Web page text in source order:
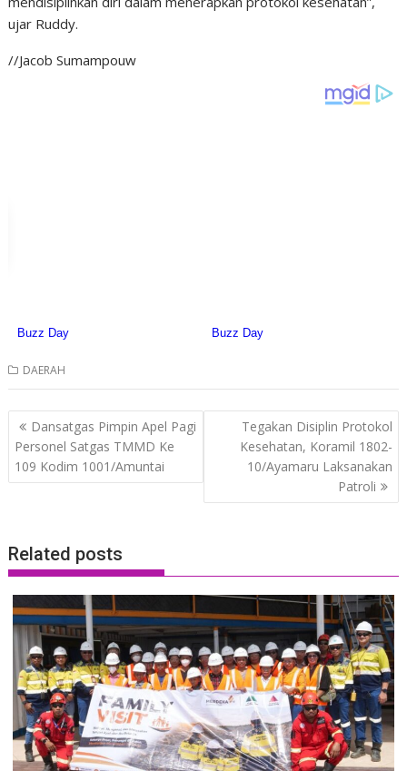
ujar Ruddy.
//Jacob Sumampouw
DAERAH
Post
navigation
Dansatgas Pimpin Apel Pagi
Personel Satgas TMMD Ke
109 Kodim 1001/Amuntai
Tegakan Disiplin Protokol
Kesehatan, Koramil 1802-
10/Ayamaru Laksanakan
Patroli
Related posts